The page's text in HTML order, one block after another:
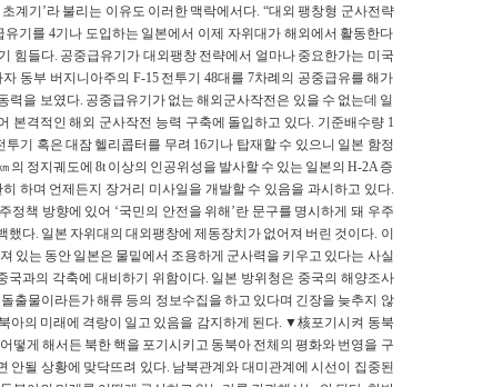
계기’라 불리는 이유도 이러한 맥락에서다. “대외 팽창형 군사전략
기를 4기나 도입하는 일본에서 이제 자위대가 해외에서 활동한다
힘들다. 공중급유기가 대외팽창 전략에서 얼마나 중요한가는 미국
동부 버지니아주의 F-15 전투기 48대를 7차례의 공중급유를 해가
력을 보였다. 공중급유기가 없는 해외군사작전은 있을 수 없는데 일
본격적인 해외 군사작전 능력 구축에 돌입하고 있다. 기준배수량 1
기 혹은 대잠 헬리콥터를 무려 16기나 탑재할 수 있으니 일본 함정
의 정지궤도에 8t 이상의 인공위성을 발사할 수 있는 일본의 H-2A 증
하며 언제든지 장거리 미사일을 개발할 수 있음을 과시하고 있다.
정책 방향에 있어 ‘국민의 안전을 위해’란 문구를 명시하게 돼 우주
다. 일본 자위대의 대외팽창에 제동장치가 없어져 버린 것이다. 이
있는 동안 일본은 물밑에서 조용하게 군사력을 키우고 있다는 사실
국과의 각축에 대비하기 위함이다. 일본 방위청은 중국의 해양조사
출물이라든가 해류 등의 정보수집을 하고 있다며 긴장을 늦추지 않
아의 미래에 격랑이 일고 있음을 감지하게 된다. ▼核포기시켜 동북
떻게 해서든 북한 핵을 포기시키고 동북아 전체의 평화와 번영을 구
안될 상황에 맞닥뜨려 있다. 남북관계와 대미관계에 시선이 집중된